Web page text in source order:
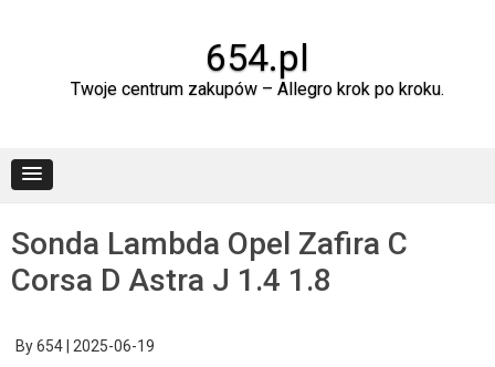
654.pl
Twoje centrum zakupów – Allegro krok po kroku.
Sonda Lambda Opel Zafira C
Corsa D Astra J 1.4 1.8
By654 2025-06-19